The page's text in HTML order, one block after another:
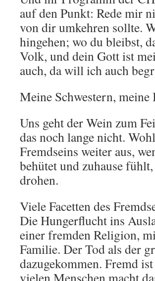
auf den Punkt: Rede mir
von dir umkehren sollte.
hingehen; wo du bleibst,
Volk, und dein Gott ist
auch, da will ich auch
Meine Schwestern,
Uns geht der Wein zum
das noch lange nicht.
Fremdseins weiter aus,
behütet und zuhause
drohen.
Viele Facetten des
Die Hungerflucht ins
einer fremden Religion,
Familie. Der Tod als der
dazugekommen. Fremd
vielen Menschen macht